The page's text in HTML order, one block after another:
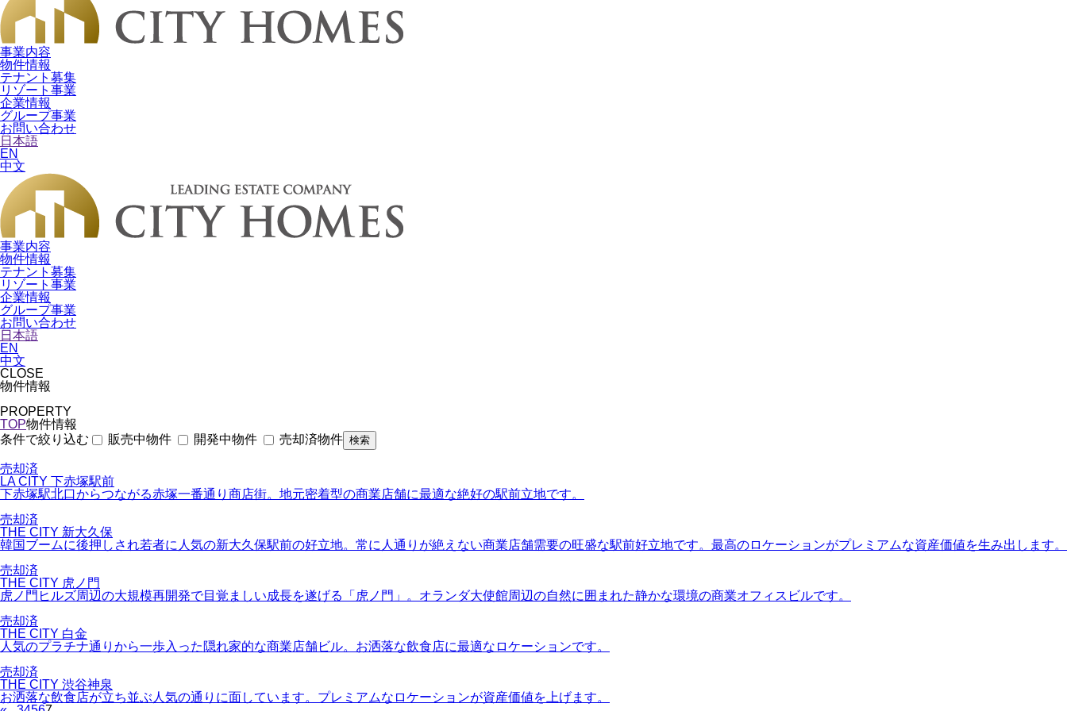
事業内容
物件情報
テナント募集
リゾート事業
企業情報
グループ事業
お問い合わせ
日本語
EN
中文
事業内容
物件情報
テナント募集
リゾート事業
企業情報
グループ事業
お問い合わせ
日本語
EN
中文
CLOSE
物件情報
PROPERTY
TOP物件情報
条件で絞り込む
販売中物件 開発中物件 売却済物件 検索
売却済
LA CITY 下赤塚駅前
下赤塚駅北口からつながる赤塚一番通り商店街。地元密着型の商業店舗に最適な絶好の駅前立地です。
売却済
THE CITY 新大久保
韓国ブームに後押しされ若者に人気の新大久保駅前の好立地。常に人通りが絶えない商業店舗需要の旺盛な駅前好立地です。最高のロケーションがプレミアムな資産価値を生み出します。
売却済
THE CITY 虎ノ門
虎ノ門ヒルズ周辺の大規模再開発で目覚ましい成長を遂げる「虎ノ門」。オランダ大使館周辺の自然に囲まれた静かな環境の商業オフィスビルです。
売却済
THE CITY 白金
人気のプラチナ通りから一歩入った隠れ家的な商業店舗ビル。お洒落な飲食店に最適なロケーションです。
売却済
THE CITY 渋谷神泉
お洒落な飲食店が立ち並ぶ人気の通りに面しています。プレミアムなロケーションが資産価値を上げます。